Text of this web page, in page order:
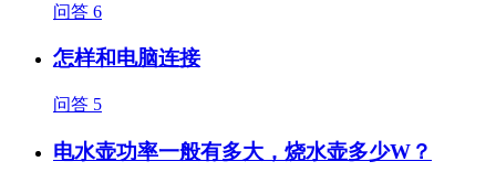
问答 6
怎样和电脑连接
问答 5
电水壶功率一般有多大，烧水壶多少W？